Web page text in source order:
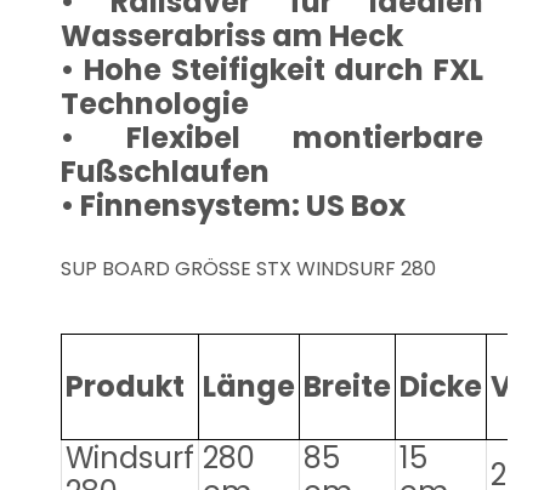
Wasserabriss am Heck
• Hohe Steifigkeit durch FXL
Technologie
• Flexibel montierbare
Fußschlaufen
• Finnensystem: US Box
SUP BOARD GRÖSSE STX WINDSURF 280
Produkt Länge Breite Dicke
Windsurf 280
85
15